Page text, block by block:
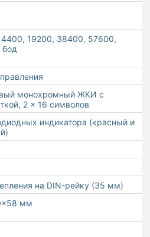
19200, 38400, 57600,
бод
монохромный ЖКИ с
2 × 16 символов
индикатора (красный и
на DIN-рейку (35 мм)
мм